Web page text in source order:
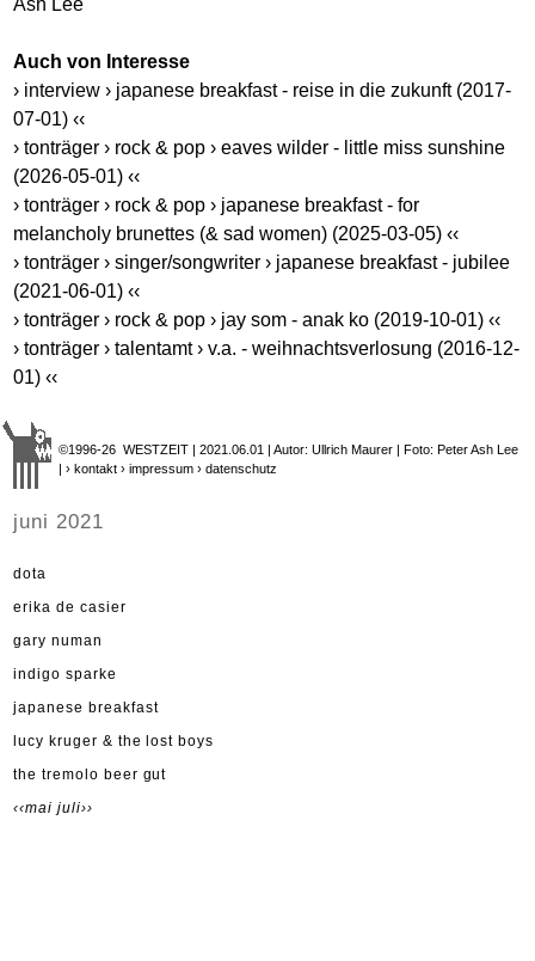
Ash Lee
Auch von Interesse
› interview › japanese breakfast - reise in die zukunft (2017-
07-01) ‹‹
› tonträger › rock & pop › eaves wilder - little miss sunshine
(2026-05-01) ‹‹
› tonträger › rock & pop › japanese breakfast - for
melancholy brunettes (& sad women) (2025-03-05) ‹‹
› tonträger › singer/songwriter › japanese breakfast - jubilee
(2021-06-01) ‹‹
› tonträger › rock & pop › jay som - anak ko (2019-10-01) ‹‹
› tonträger › talentamt › v.a. - weihnachtsverlosung (2016-12-
01) ‹‹
©1996-26 WESTZEIT | 2021.06.01 | Autor: Ullrich Maurer | Foto: Peter Ash Lee
|› kontakt › impressum › datenschutz
juni 2021
dota
erika de casier
gary numan
indigo sparke
japanese breakfast
lucy kruger & the lost boys
the tremolo beer gut
‹‹mai juli››